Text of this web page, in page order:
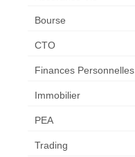
Bourse
CTO
Finances Personnelles
Immobilier
PEA
Trading